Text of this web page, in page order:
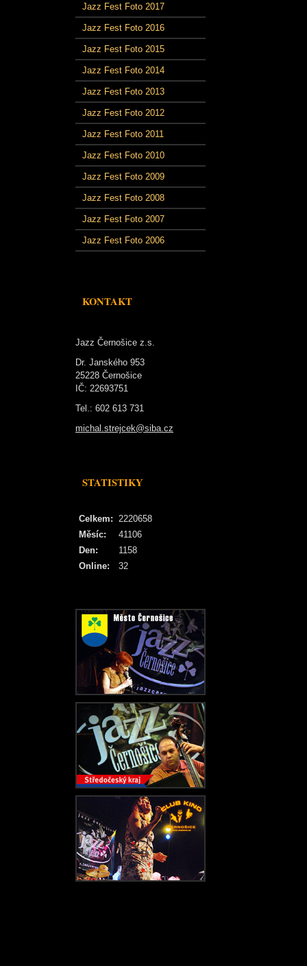
Jazz Fest Foto 2017
Jazz Fest Foto 2016
Jazz Fest Foto 2015
Jazz Fest Foto 2014
Jazz Fest Foto 2013
Jazz Fest Foto 2012
Jazz Fest Foto 2011
Jazz Fest Foto 2010
Jazz Fest Foto 2009
Jazz Fest Foto 2008
Jazz Fest Foto 2007
Jazz Fest Foto 2006
KONTAKT
Jazz Černošice z.s.
Dr. Janského 953
25228 Černošice
IČ: 22693751
Tel.: 602 613 731
michal.strejcek@siba.cz
STATISTIKY
Online: 32
Celkem: 2220658
Měsíc:
41106
Den:
1158